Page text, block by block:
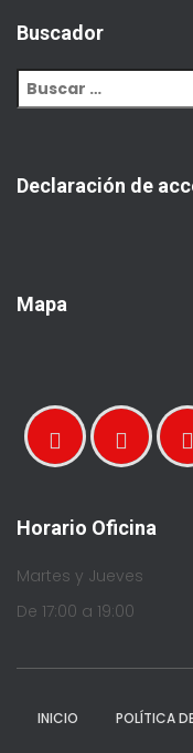
Buscador
Declaración de
Mapa
Horario Oficina
Martes y Jueves
De 17:00 a 19:00
INICIO POLÍTICA